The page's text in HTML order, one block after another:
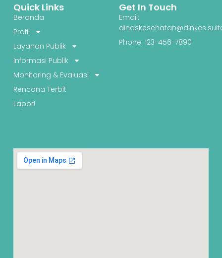
Quick Links
Beranda
Profil
Layanan Publik
Informasi Publik
Monitoring & Evaluasi
Rencana Terbit
Lapor!
Get In Touch
Email:
Phone: 123-456-7890